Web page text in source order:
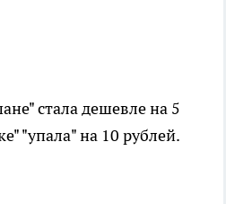
стала дешевле на 5
"упала" на 10 рублей.